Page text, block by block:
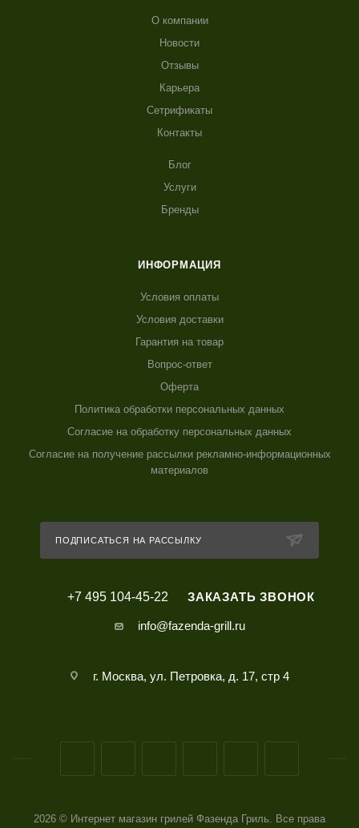
О компании
Новости
Отзывы
Карьера
Сетрификаты
Контакты
Блог
Услуги
Бренды
ИНФОРМАЦИЯ
Условия оплаты
Условия доставки
Гарантия на товар
Вопрос-ответ
Оферта
Политика обработки персональных данных
Согласие на обработку персональных данных
Согласие на получение рассылки рекламно-информационных
материалов
ПОДПИСАТЬСЯ НА РАССЫЛКУ
+7 495 104-45-22 ЗАКАЗАТЬ ЗВОНОК
info@fazenda-grill.ru
г. Москва, ул. Петровка, д. 17, стр 4
2026 © Интернет магазин грилей Фазенда Гриль. Все права